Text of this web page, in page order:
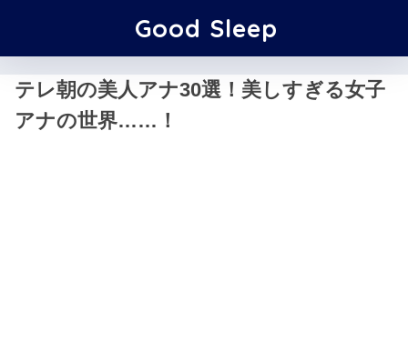
Good Sleep
テレ朝の美人アナ30選！美しすぎる女子
アナの世界……！